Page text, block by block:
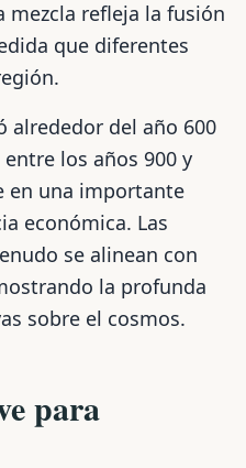
mezcla refleja la fusión
que diferentes
alrededor del año 600
los años 900 y
en una importante
económica. Las
se alinean con
la profunda
sobre el cosmos.
para